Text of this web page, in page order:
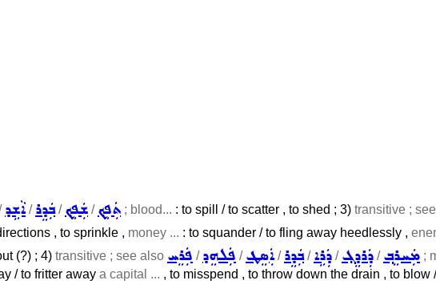
ܐܵܫܹܕ/ܒܲܕܸܪ/ܫܲܦܸܟ݂ /ܬܲܦܸܟ݂ ; blood... : to spill / to scatter , to shed ; 3) transitive ;
, to sprinkle , money ... : to squander / to fling away heedlessly ,
(?) ; 4) transitive ; see also ܦܲܪܸܚ /ܦܲܠܗܸܕ /ܐܲܣܸܛ/ܒܲܕܸܪ/ܕܲܪܹܐ /ܕܲܪܕܸܓ݂ /ܡܲܚܪܸܒ݂ ;
/ to fritter away a capital ... , to misspend , to throw down the drain , to blow